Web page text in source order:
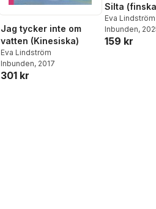
Jag tycker inte om
vatten (Kinesiska)
Eva Lindström
Inbunden, 2017
301 kr
Silta
Eva Lindström
Inbunden,
159 kr